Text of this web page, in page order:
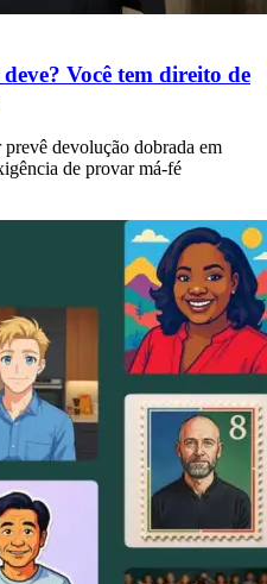
Você tem direito de
devolução dobrada em
de provar má-fé